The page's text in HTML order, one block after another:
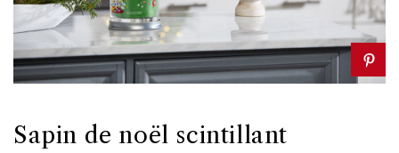
Sapin de noël scintillant